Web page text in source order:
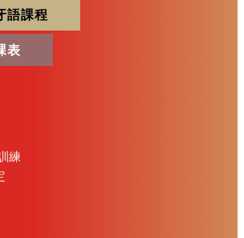
語課程
表
練